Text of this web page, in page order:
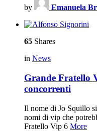
by Emanuela
65 Shares
in News
Grande Fratello
concorrenti
Il nome di Jo Squillo
nomi di vip che
Fratello Vip 6 More